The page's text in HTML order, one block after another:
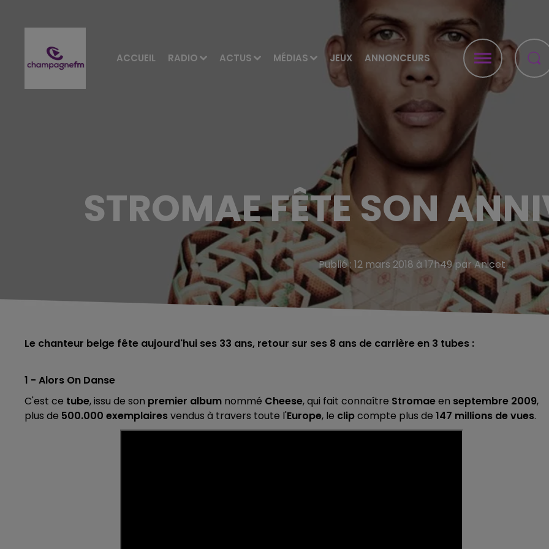
ACCUEIL RADIO ACTUS MÉDIAS JEUX ANNONCEURS
STROMAE FÊTE SON
Publié : 12 mars 2018 à 17h49 par Anicet
Le chanteur belge fête aujourd'hui ses 33 ans, retour sur ses 8 ans de carrière en 3 tubes :
1 - Alors On Danse
C'est ce tube, issu de son premier album nommé Cheese, qui fait connaître Stromaeen septembre 2009,
plus de 500.000 exemplairesvendus à travers toute l'Europe, le clipcompte plus de 147 millions de vues.